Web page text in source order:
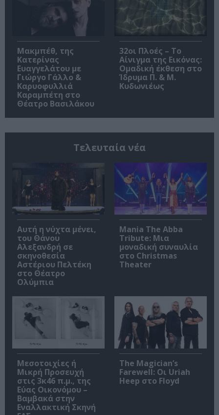
Μακμπέθ, της
Κατερίνας
Ευαγγελάτου με
Γιώργο Γάλλο &
Καρυοφυλλιά
Καραμπέτη στο
Θέατρο Βασιλάκου
32οι Πλοές – Το
Αίνιγμα της Εικόνας:
Ομαδική έκθεση στο
Ίδρυμα Π. & Μ.
Κυδωνιέως
Τελευταία νέα
Αυτή η νύχτα μένει,
του Θάνου
Αλεξανδρή σε
σκηνοθεσία
Αστέριου Πελτέκη
στο Θέατρο
Ολύμπια
Mania The Abba
Tribute: Μια
μοναδική συναυλία
στο Christmas
Theater
Μεσοτοιχίες ή
Μικρή Προσευχή
στις 3κ46 π.μ., της
Εύας Οικονόμου –
Βαμβακά στην
Εναλλακτική Σκηνή
The Magician’s
Farewell: Οι Uriah
Heep στο Floyd